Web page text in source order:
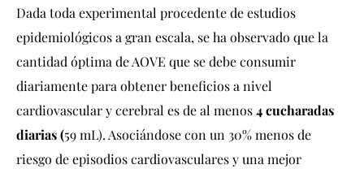
Dada toda experimental procedente de estudios
epidemiológicos a gran escala, se ha observado que la
cantidad óptima de AOVE que se debe consumir
diariamente para obtener beneficios a nivel
cardiovascular y cerebral es de al menos4 cucharadas
diarias (59 mL). Asociándose con un 30% menos de
riesgo de episodios cardiovasculares y una mejor